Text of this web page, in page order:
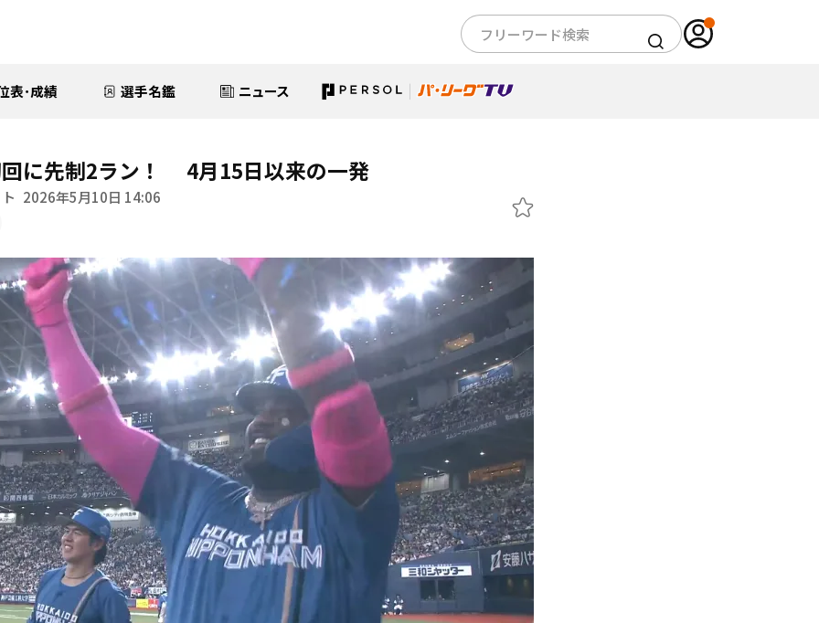
表･成績 選手名鑑 ニュース
に先制2ラン！ 4月15日以来の一発
2026年5月10日 14:06